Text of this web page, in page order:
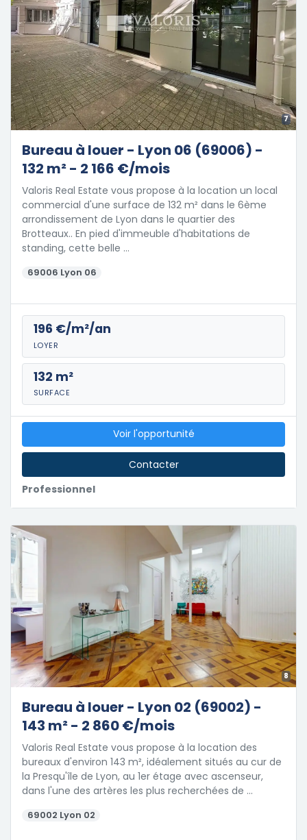
7
Bureau à louer - Lyon 06 (69006) -
132 m² - 2 166 €/mois
Valoris Real Estate vous propose à la location un local
commercial d'une surface de 132 m² dans le 6ème
arrondissement de Lyon dans le quartier des
Brotteaux.. En pied d'immeuble d'habitations de
standing, cette belle …
69006 Lyon 06
196 €/m²/an
LOYER
132 m²
SURFACE
Professionnel
Voir l'opportunité
Contacter
8
Bureau à louer - Lyon 02 (69002) -
143 m² - 2 860 €/mois
Valoris Real Estate vous propose à la location des
bureaux d'environ 143 m², idéalement situés au cur de
la Presqu'île de Lyon, au 1er étage avec ascenseur,
dans l'une des artères les plus recherchées de …
69002 Lyon 02